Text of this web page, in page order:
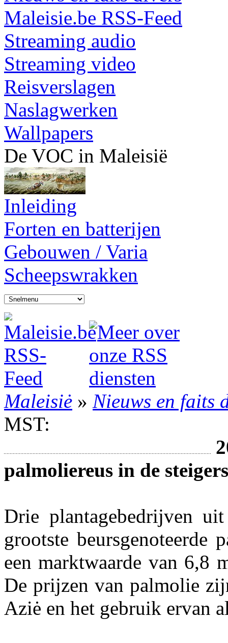
Maleisie.be RSS-Feed
Streaming audio
Streaming video
Reisverslagen
Naslagwerken
Wallpapers
De VOC in Maleisië
Inleiding
Forten en batterijen
Gebouwen / Varia
Scheepswrakken
Maleisiė » Nieuws en faits
MST:
palmoliereus in de steigers
Drie plantagebedrijven
grootste beursgenoteerde
een marktwaarde van
De prijzen van palmolie
Aziė en het gebruik ervan